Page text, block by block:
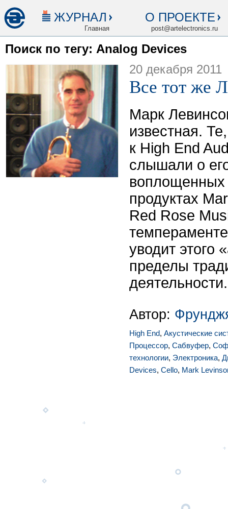
ЖУРНАЛ
Главная
О ПРОЕКТЕ
post@artelectronics.ru
Поиск по тегу: Analog Devices
20 декабря 2011
Все тот же
Марк
известная.
к High End
слышали о
воплощенных
продуктах
Red Rose
уводит этого
пределы
деятельности.
Автор:
High End, Акустические
Процессор, Сабвуфер,
технологии, Электроника,
Devices, Cello, Mark